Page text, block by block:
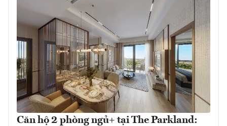
Căn hộ 2 phòng ngủ+ tại The Parkland: